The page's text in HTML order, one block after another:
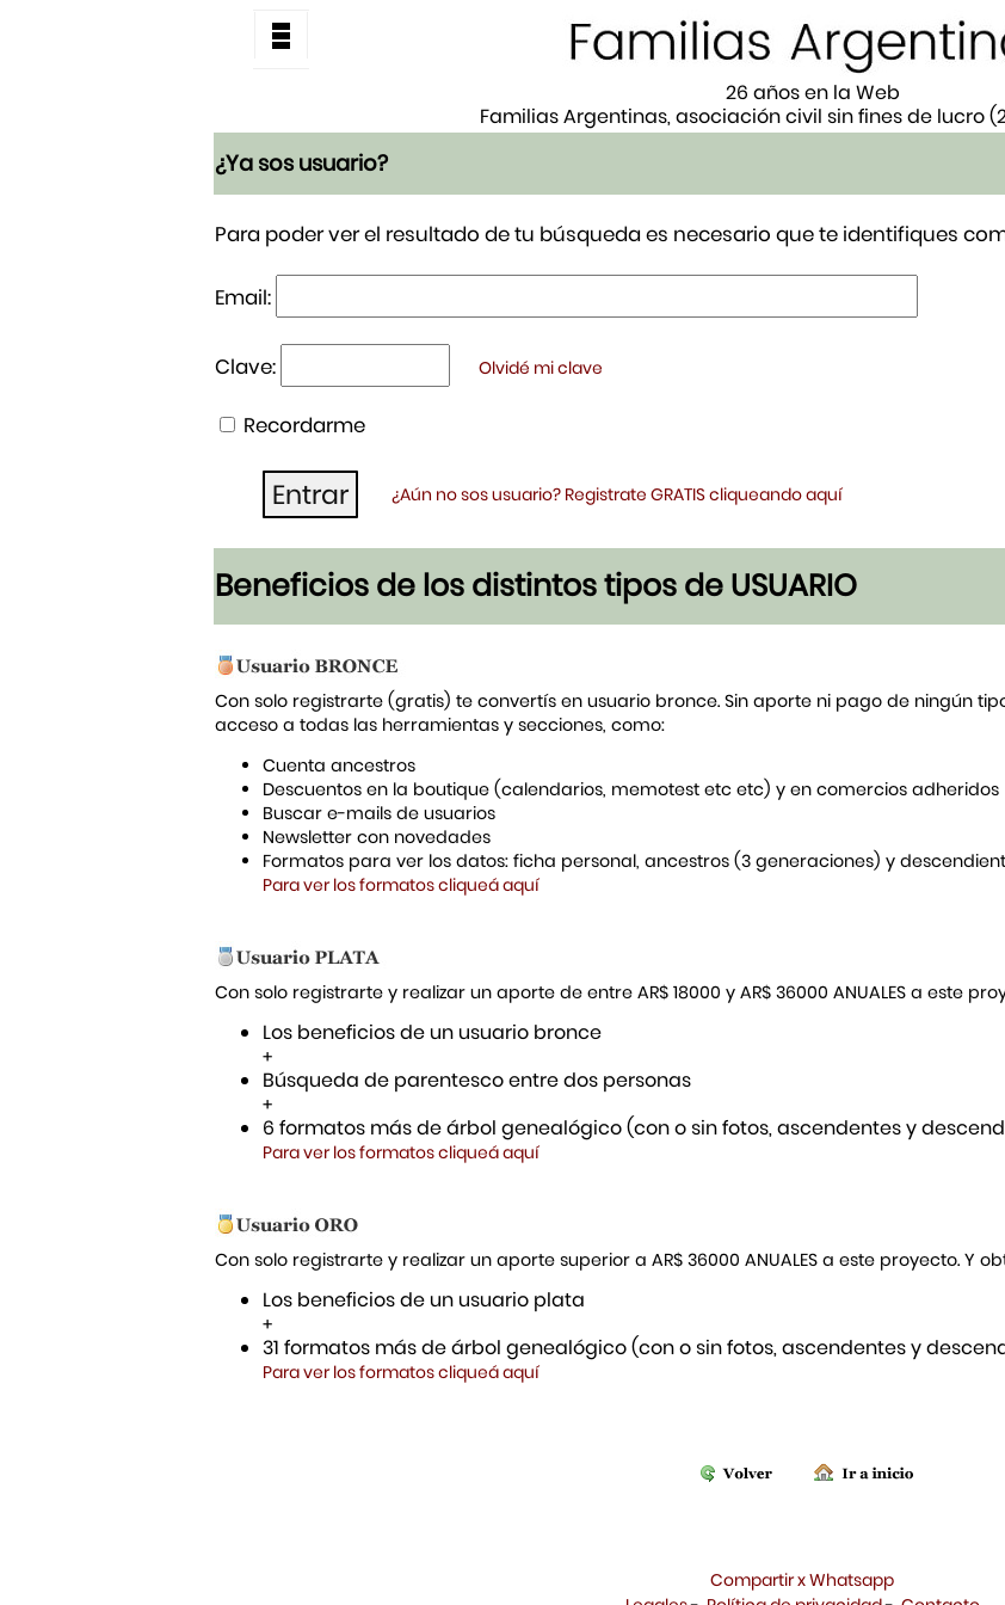
26 años en la Web
Familias Argentinas, asociación civil sin fines de lucro
¿Ya sos usuario?
Para poder ver el resultado de tu búsqueda es necesario que te identifiques
Email:
Clave: Olvidé mi clave
Recordarme
¿Aún no sos usuario? Registrate GRATIS cliqueando aquí
Beneficios de los distintos tipos de USUARIO
Con solo registrarte (gratis) te convertís en usuario bronce. Sin aporte ni pago de ningún
acceso a todas las herramientas y secciones, como:
Cuenta ancestros
Descuentos en la boutique (calendarios, memotest etc etc) y en comercios adheridos
Buscar e-mails de usuarios
Newsletter con novedades
Formatos para ver los datos: ficha personal, ancestros (3 generaciones) y
Para ver los formatos cliqueá aquí
Con solo registrarte y realizar un aporte de entre AR$ 18000 y AR$ 36000 ANUALES a este
Los beneficios de un usuario bronce
+
Búsqueda de parentesco entre dos personas
+
6 formatos más de árbol genealógico (con o sin fotos, ascendentes y
Para ver los formatos cliqueá aquí
Con solo registrarte y realizar un aporte superior a AR$ 36000 ANUALES a este proyecto. Y
Los beneficios de un usuario plata
+
31 formatos más de árbol genealógico (con o sin fotos, ascendentes y
Para ver los formatos cliqueá aquí
Compartir x Whatsapp